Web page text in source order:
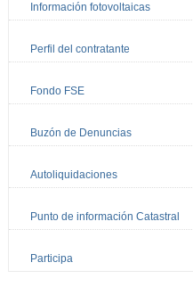
Información fotovoltaicas
Perfil del contratante
Fondo FSE
Buzón de Denuncias
Autoliquidaciones
Punto de información Catastral
Participa